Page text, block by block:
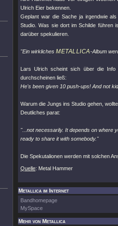
Ulrich Eier bekennen.
Geplant war die Sache ja irgendwie
Studio. Was sie dort im Schilde führen
darüber spekulieren.
"Ein wirkliches METALLICA-Album
Lars Ulrich scheint sich über die
durchscheinen ließ:
He's been given 10 push-ups! And not
Warum die Jungs ins Studio gehen,
Deutliches parat:
"...not necessarily. It depends on where
ready to share it with somebody."
Die Spekutalionen werden mit solchen
Quelle: Metal Hammer
Metallica im Internet
Bandhomepage
MySpace
Mehr von Metallica